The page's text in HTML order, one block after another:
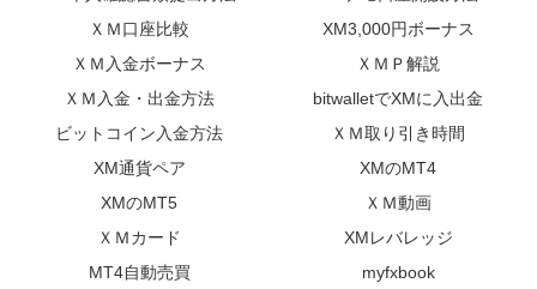
ＸＭ口座比較
XM3,000円ボーナス
ＸＭ入金ボーナス
ＸＭＰ解説
ＸＭ入金・出金方法
bitwalletでXMに入出金
ビットコイン入金方法
ＸＭ取り引き時間
XM通貨ペア
XMのMT4
XMのMT5
ＸＭ動画
ＸＭカード
XMレバレッジ
MT4自動売買
myfxbook